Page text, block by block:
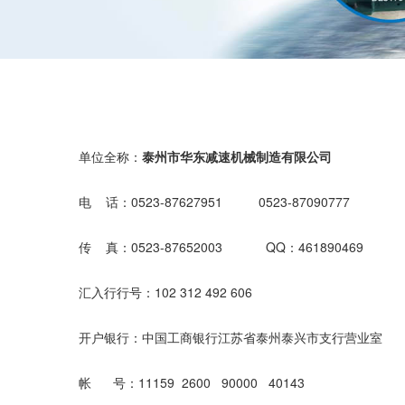
单位全称： 泰州市华东减速机械制造有限公司
电 话：0523-87627951 0523-87090777
传 真：0523-87652003 QQ：461890469
汇入行行号：102 312 492 606
开户银行：中国工商银行江苏省泰州泰兴市支行营业室
帐 号：11159 2600 90000 40143